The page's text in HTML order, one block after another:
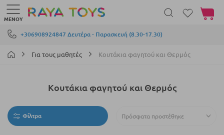
Μετάβαση στο περιεχόμενο
+306908924847 Δευτέρα - Παρασκευή (8.30-17.30)
ΜΕΝΟΎ
Το
Για τους μαθητές Κουτάκια φαγητού και Θερμός
Κουτάκια φαγητού και Θερμός
Φίλτρα